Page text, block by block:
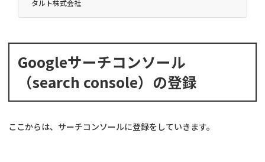
タルト株式会社
Googleサーチコンソール
（search console）の登録
ここからは、サーチコンソールに登録をしていきます。